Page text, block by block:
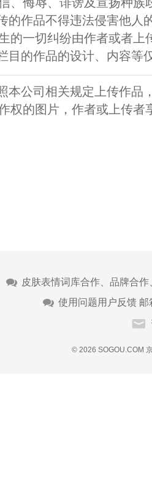
的作品不得违法侵害他人
的一切纠纷由作者或者上
目的作品的设计、内容等
本公司相关规定上传作品
权的图片，作者或上传者
皮肤表情词库合作、品牌合
使用问题用户反馈 邮
© 2026 SOGOU.COM